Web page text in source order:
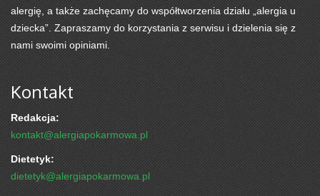
alergię, a także zachęcamy do współtworzenia działu „alergia u
dziecka”. Zapraszamy do korzystania z serwisu i dzielenia się z
nami swoimi opiniami.
Kontakt
Redakcja:
kontakt@alergiapokarmowa.pl
Dietetyk:
dietetyk@alergiapokarmowa.pl